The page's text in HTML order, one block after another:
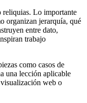
reliquias. Lo importante
organizan jerarquía, qué
entre dato,
trabajo
como casos de
una lección aplicable
web o